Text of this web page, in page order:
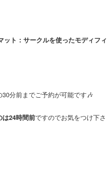
ト：サークルを使ったモディフィ
分前までご予約が可能です🎶
は24時間前ですのでお気をつけ下さ